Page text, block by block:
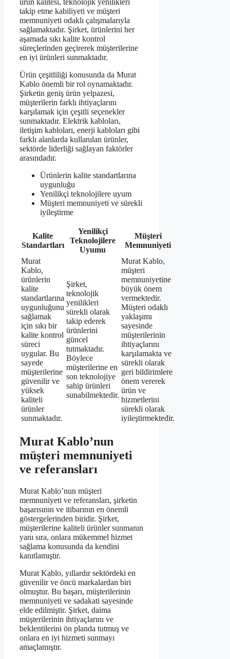
takip etme kabiliyeti ve müşteri
memnuniyeti odaklı çalışmalarıyla
sağlamaktadır. Şirket, ürünlerini her
aşamada sıkı kalite kontrol
süreçlerinden geçirerek müşterilerine
en iyi ürünleri sunmaktadır.
Ürün çeşitliliği konusunda da Murat
Kablo önemli bir rol oynamaktadır.
Şirketin geniş ürün yelpazesi,
müşterilerin farklı ihtiyaçlarını
karşılamak için çeşitli seçenekler
sunmaktadır. Elektrik kabloları,
iletişim kabloları, enerji kabloları gibi
farklı alanlarda kullanılan ürünler,
sektörde liderliği sağlayan faktörler
arasındadır.
Ürünlerin kalite standartlarına
uygunluğu
Yenilikçi teknolojilere uyum
Müşteri memnuniyeti ve sürekli
iyileştirme
Kalite
Standartları
Yenilikçi
Teknolojilere
Uyumu
Müşteri
Memnuniyeti
Murat
Kablo,
ürünlerin
kalite
standartlarına
uygunluğunu
sağlamak
için sıkı bir
kalite kontrol
süreci
uygular. Bu
sayede
müşterilerine
güvenilir ve
yüksek
kaliteli
ürünler
sunmaktadır.
Şirket,
teknolojik
yenilikleri
sürekli olarak
takip ederek
ürünlerini
güncel
tutmaktadır.
Böylece
müşterilerine en
son teknolojiye
sahip ürünleri
sunabilmektedir.
Murat Kablo,
müşteri
memnuniyetine
büyük önem
vermektedir.
Müşteri odaklı
yaklaşımı
sayesinde
müşterilerinin
ihtiyaçlarını
karşılamakta ve
sürekli olarak
geri bildirimlere
önem vererek
ürün ve
hizmetlerini
sürekli olarak
iyileştirmektedir.
Murat Kablo’nun
müşteri memnuniyeti
ve referansları
Murat Kablo’nun müşteri
memnuniyeti ve referansları, şirketin
başarısının ve itibarının en önemli
göstergelerinden biridir. Şirket,
müşterilerine kaliteli ürünler sunmanın
yanı sıra, onlara mükemmel hizmet
sağlama konusunda da kendini
kanıtlamıştır.
Murat Kablo, yıllardır sektördeki en
güvenilir ve öncü markalardan biri
olmuştur. Bu başarı, müşterilerinin
memnuniyeti ve sadakati sayesinde
elde edilmiştir. Şirket, daima
müşterilerinin ihtiyaçlarını ve
beklentilerini ön planda tutmuş ve
onlara en iyi hizmeti sunmayı
amaçlamıştır.